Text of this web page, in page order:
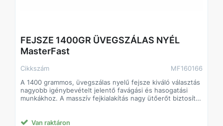
FEJSZE 1400GR ÜVEGSZÁLAS NYÉL
MasterFast
Cikkszám
MF160166
A 1400 grammos, üvegszálas nyelű fejsze kiváló választás
nagyobb igénybevételt jelentő favágási és hasogatási
munkákhoz. A masszív fejkialakítás nagy ütőerőt biztosít,
közben.
Van raktáron